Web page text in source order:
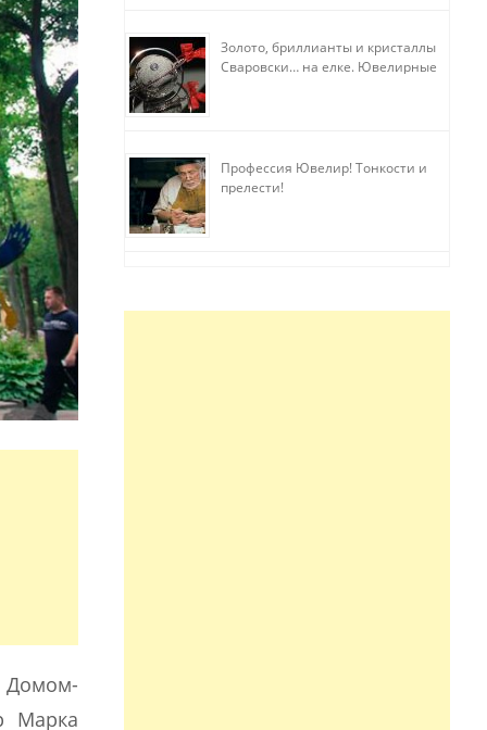
Домом-
Марка
Золото, бриллианты и кристаллы
Сваровски… на елке. Ювелирные
Профессия Ювелир! Тонкости и
прелести!